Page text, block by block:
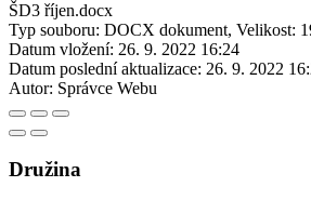
ŠD3 říjen.docx
Typ souboru: DOCX dokument, Velikost:
Datum vložení: 26. 9. 2022 16:24
Datum poslední aktualizace: 26. 9. 2022
Autor: Správce Webu
Družina